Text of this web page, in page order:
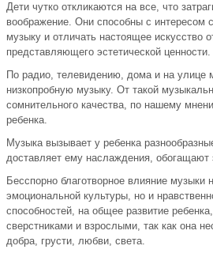
Дети чутко откликаются на все, что
воображение. Они способны с интересом
музыку и отличать настоящее искусство
представляющего эстетической ценности.
По радио, телевидению, дома и на улице
низкопробную музыку. От такой
сомнительного качества, по нашему
ребенка.
Музыка вызывает у ребенка
доставляет ему наслаждения,
Бесспорно благотворное влияние музыки
эмоциональной культуры, но и
способностей, на общее развитие
сверстниками и взрослыми, так как она
добра, грусти, любви, света.